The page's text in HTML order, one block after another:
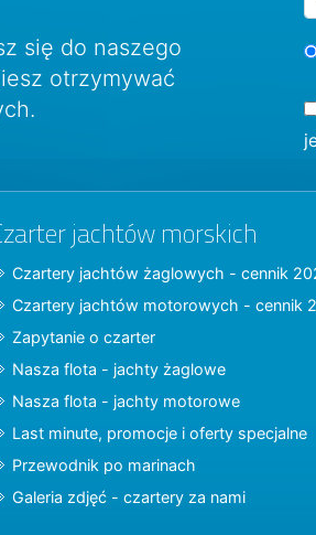
się do naszego
otrzymywać
jachtów morskich
Czartery jachtów żaglowych - cennik
Czartery jachtów motorowych - cennik
Zapytanie o czarter
Nasza flota - jachty żaglowe
Nasza flota - jachty motorowe
Last minute, promocje i oferty specjalne
Przewodnik po marinach
Galeria zdjęć - czartery za nami